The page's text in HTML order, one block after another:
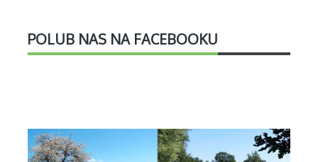
POLUB NAS NA FACEBOOKU